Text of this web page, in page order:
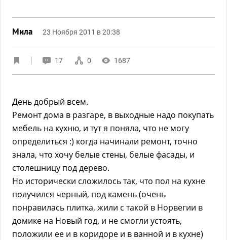
Мила 23 Ноября 2011 в 20:38
17 0 1687
День добрый всем.
Ремонт дома в разгаре, в выходные надо покупать
мебель на кухню, и тут я поняла, что не могу
определиться :) когда начинали ремонт, точно
знала, что хочу белые стены, белые фасады, и
столешницу под дерево.
Но исторически сложилось так, что пол на кухне
получился черный, под камень (очень
понравилась плитка, жили с такой в Норвегии в
домике на Новый год, и не смогли устоять,
положили ее и в коридоре и в ванной и в кухне)